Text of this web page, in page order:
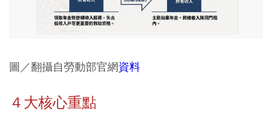
圖／翻攝自勞動部官網資料
４大核心重點